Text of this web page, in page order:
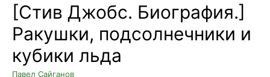
[Стив Джобс. Биография.]
Ракушки, подсолнечники и
кубики льда
Павел Сайганов